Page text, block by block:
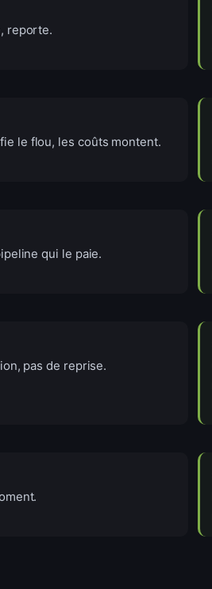
reporte.
le flou, les coûts montent.
qui le paie.
pas de reprise.